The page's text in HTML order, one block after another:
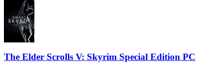
The Elder Scrolls V: Skyrim Special Edition PC